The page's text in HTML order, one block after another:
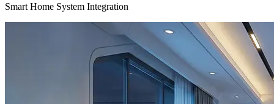
Smart Home System Integration